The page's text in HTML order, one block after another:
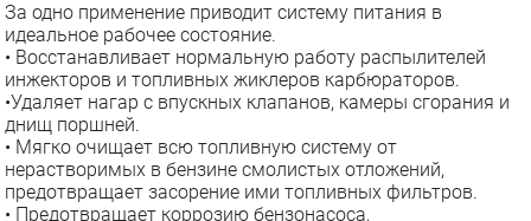
За одно применение приводит систему питания в
идеальное рабочее состояние.
• Восстанавливает нормальную работу распылителей
инжекторов и топливных жиклеров карбюраторов.
•Удаляет нагар с впускных клапанов, камеры сгорания и
днищ поршней.
• Мягко очищает всю топливную систему от
нерастворимых в бензине смолистых отложений,
предотвращает засорение ими топливных фильтров.
• Предотвращает коррозию бензонасоса,